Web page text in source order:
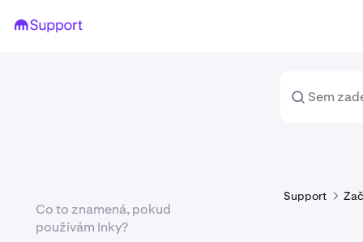
Support
Co to znamená, pokud
používám Inky?